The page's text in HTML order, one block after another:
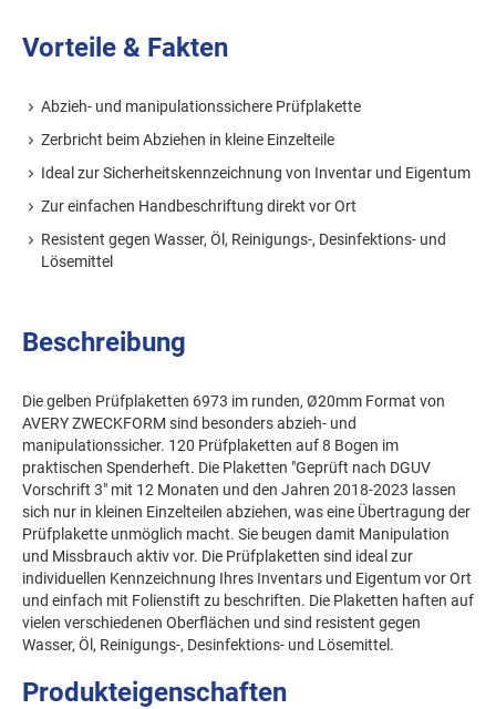
Vorteile & Fakten
Abzieh- und manipulationssichere Prüfplakette
Zerbricht beim Abziehen in kleine Einzelteile
Ideal zur Sicherheitskennzeichnung von Inventar und Eigentum
Zur einfachen Handbeschriftung direkt vor Ort
Resistent gegen Wasser, Öl, Reinigungs-, Desinfektions- und
Lösemittel
Beschreibung
Die gelben Prüfplaketten 6973 im runden, Ø20mm Format von
AVERY ZWECKFORM sind besonders abzieh- und
manipulationssicher. 120 Prüfplaketten auf 8 Bogen im
praktischen Spenderheft. Die Plaketten "Geprüft nach DGUV
Vorschrift 3" mit 12 Monaten und den Jahren 2018-2023 lassen
sich nur in kleinen Einzelteilen abziehen, was eine Übertragung der
Prüfplakette unmöglich macht. Sie beugen damit Manipulation
und Missbrauch aktiv vor. Die Prüfplaketten sind ideal zur
individuellen Kennzeichnung Ihres Inventars und Eigentum vor Ort
und einfach mit Folienstift zu beschriften. Die Plaketten haften auf
vielen verschiedenen Oberflächen und sind resistent gegen
Wasser, Öl, Reinigungs-, Desinfektions- und Lösemittel.
Produkteigenschaften